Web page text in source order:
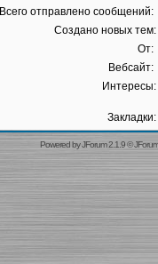
Всего отправлено сообщений:
Создано новых тем:
От:
Вебсайт:
Интересы:
Закладки:
Powered byJForum 2.1.9©